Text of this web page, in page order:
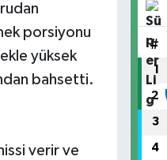
porsiyonu
yüksek
bahsetti.
verir ve
#
1
2
3
4